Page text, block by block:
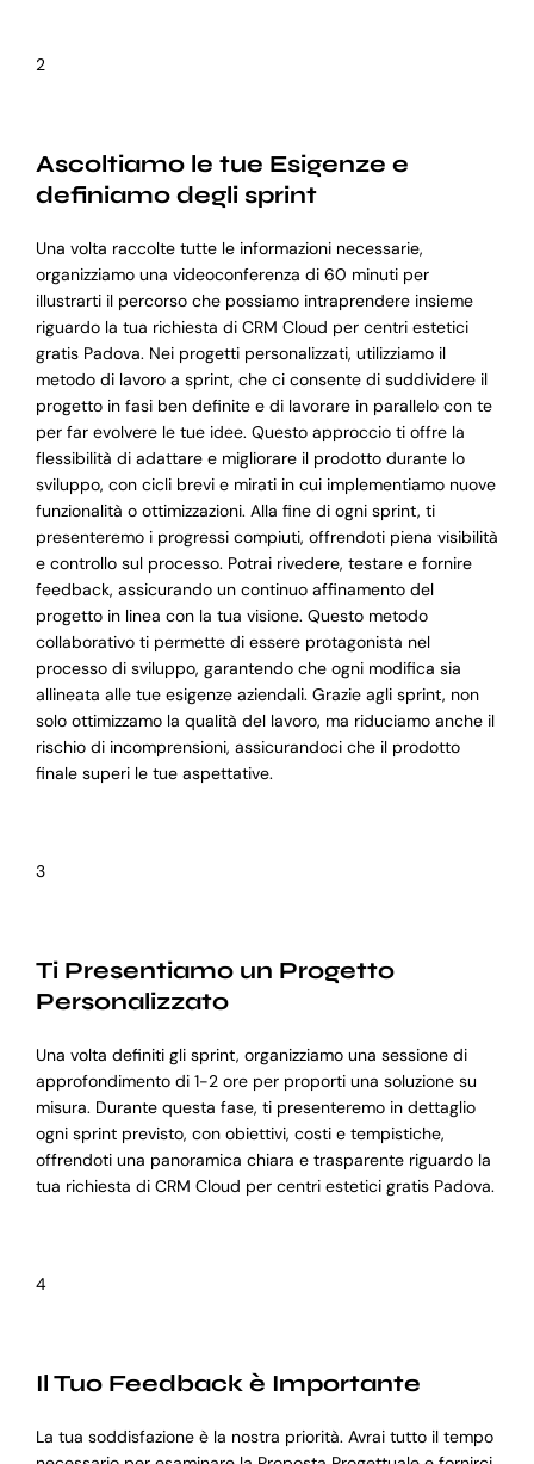
2
Ascoltiamo le tue Esigenze e
definiamo degli sprint
Una volta raccolte tutte le informazioni necessarie,
organizziamo una videoconferenza di 60 minuti per
illustrarti il percorso che possiamo intraprendere insieme
riguardo la tua richiesta di CRM Cloud per centri estetici
gratis Padova. Nei progetti personalizzati, utilizziamo il
metodo di lavoro a sprint, che ci consente di suddividere il
progetto in fasi ben definite e di lavorare in parallelo con te
per far evolvere le tue idee. Questo approccio ti offre la
flessibilità di adattare e migliorare il prodotto durante lo
sviluppo, con cicli brevi e mirati in cui implementiamo nuove
funzionalità o ottimizzazioni. Alla fine di ogni sprint, ti
presenteremo i progressi compiuti, offrendoti piena visibilità
e controllo sul processo. Potrai rivedere, testare e fornire
feedback, assicurando un continuo affinamento del
progetto in linea con la tua visione. Questo metodo
collaborativo ti permette di essere protagonista nel
processo di sviluppo, garantendo che ogni modifica sia
allineata alle tue esigenze aziendali. Grazie agli sprint, non
solo ottimizzamo la qualità del lavoro, ma riduciamo anche il
rischio di incomprensioni, assicurandoci che il prodotto
finale superi le tue aspettative.
3
Ti Presentiamo un Progetto
Personalizzato
Una volta definiti gli sprint, organizziamo una sessione di
approfondimento di 1-2 ore per proporti una soluzione su
misura. Durante questa fase, ti presenteremo in dettaglio
ogni sprint previsto, con obiettivi, costi e tempistiche,
offrendoti una panoramica chiara e trasparente riguardo la
tua richiesta di CRM Cloud per centri estetici gratis Padova.
4
Il Tuo Feedback è Importante
La tua soddisfazione è la nostra priorità. Avrai tutto il tempo